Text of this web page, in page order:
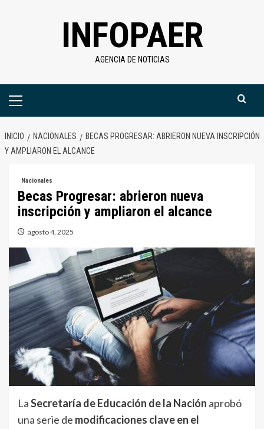
INFOPAER
AGENCIA DE NOTICIAS
Menú
INICIO NACIONALES
BECAS PROGRESAR: ABRIERON NUEVA INSCRIPCIÓN
Y AMPLIARON EL ALCANCE
Nacionales
Becas Progresar: abrieron nueva
inscripción y ampliaron el alcance
agosto 4, 2025
LaSecretaría de Educación de la Nación aprobó
una serie de modificaciones clave en el